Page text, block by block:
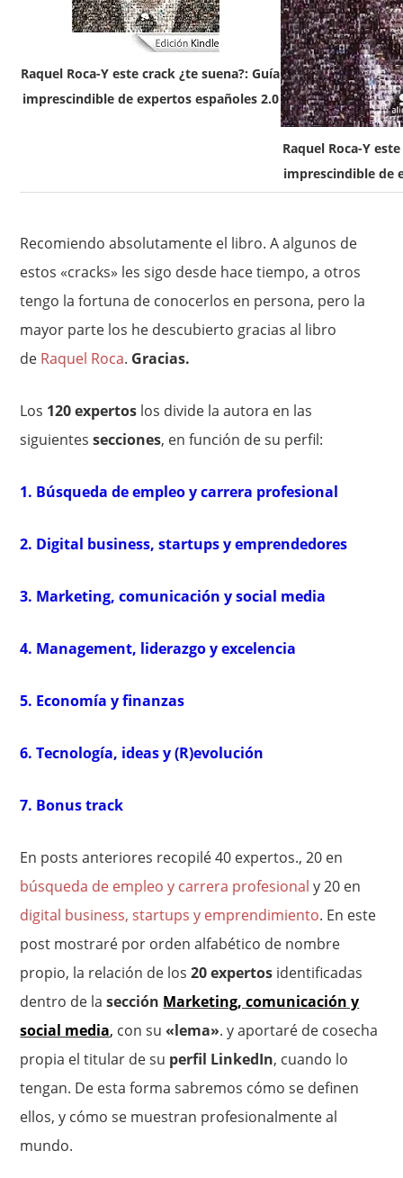
Raquel Roca-Y este crack ¿te suena?: Guía
imprescindible de expertos españoles 2.0
Raquel Roca-Y
imprescindible de
Recomiendo absolutamente el libro. A algunos de
estos «cracks» les sigo desde hace tiempo, a otros
tengo la fortuna de conocerlos en persona, pero la
mayor parte los he descubierto gracias al libro
de Raquel Roca. Gracias.
Los 120 expertos los divide la autora en las
siguientessecciones, en función de su perfil:
1. Búsqueda de empleo y carrera profesional
2. Digital business, startups y emprendedores
3. Marketing, comunicación y social media
4. Management, liderazgo y excelencia
5. Economía y finanzas
6. Tecnología, ideas y (R)evolución
7. Bonus track
En posts anteriores recopilé 40 expertos., 20 en
búsqueda de empleo y carrera profesional y 20 en
digital business, startups y emprendimiento. En este
post mostraré por orden alfabético de nombre
propio, la relación de los20 expertos identificadas
dentro de lasección Marketing, comunicación y
social media, con su«lema». y aportaré de cosecha
propia el titular de su perfil LinkedIn, cuando lo
tengan. De esta forma sabremos cómo se definen
ellos, y cómo se muestran profesionalmente al
mundo.